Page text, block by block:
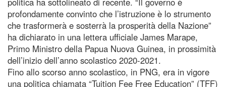
profondamente convinto che l’istruzione è lo strumento
che trasformerà e sosterrà la prosperità della Nazione”
ha dichiarato in una lettera ufficiale James Marape,
Primo Ministro della Papua Nuova Guinea, in prossimità
dell’inizio dell’anno scolastico 2020-2021.
Fino allo scorso anno scolastico, in PNG, era in vigore
una politica chiamata “Tuition Fee Free Education” (TFF)